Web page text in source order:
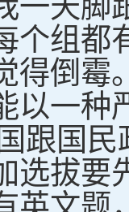
个组都
得倒霉
以一种
国民
选拔要